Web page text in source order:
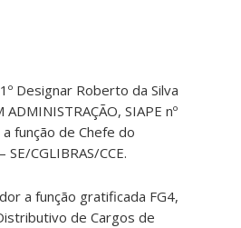
Designar Roberto da Silva
ADMINISTRAÇÃO, SIAPE nº
função de Chefe do
CGLIBRAS/CCE.
a função gratificada FG4,
de Cargos de